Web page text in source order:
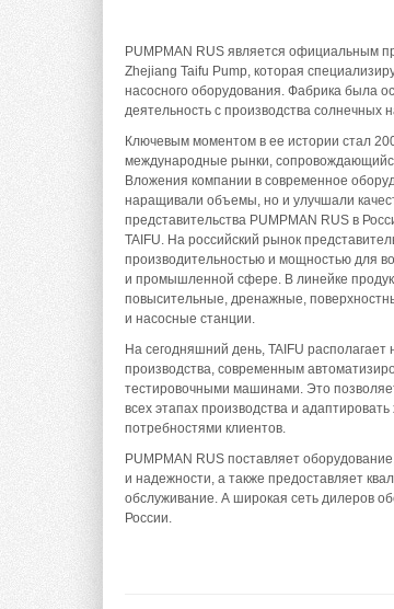
PUMPMAN RUS является официальным
Zhejiang Taifu Pump, которая
насосного оборудования. Фабрика была
деятельность с производства солнечных
Ключевым моментом в ее истории стал
международные рынки,
Вложения компании в современное
наращивали объемы, но и улучшали
представительства PUMPMAN RUS в
TAIFU. На российский рынок
производительностью и мощностью для
и промышленной сфере. В линейке
повысительные, дренажные,
и насосные станции.
На сегодняшний день, TAIFU
производства, современным
тестировочными машинами. Это
всех этапах производства и
потребностями клиентов.
PUMPMAN RUS поставляет
и надежности, а также предоставляет
обслуживание. А широкая сеть дилеров
России.